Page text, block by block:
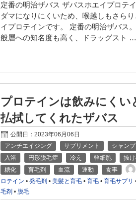
定番の明治ザバス ザバスホエイプロテ
ダマになりにくいため、喉越しもさら
イプロテインです。 定番の明治ザバス
般層への知名度も高く、ドラッグスト …
プロテインは飲みにくい
払拭してくれたザバス
公開日：2023年06月06日
アンチエイジング
サプリメント シャン
入浴
円形脱毛症 冷え 幹細胞 抜
糖化
育毛剤 血流 運動 食事
ロテイン •発毛剤 •美髪と育毛 •育毛 •育毛サプリ
毛剤 • 脱毛